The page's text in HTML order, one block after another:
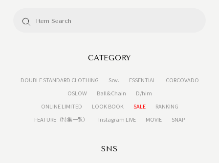
CATEGORY
DOUBLE STANDARD CLOTHING Sov. ESSENTIAL
CORCOVADO
OSLOW
Ball&Chain
D/him
ONLINE LIMITED
LOOK BOOK SALE
RANKING
FEATURE（特集一覧）
Instagram LIVE MOVIE SNAP
SNS